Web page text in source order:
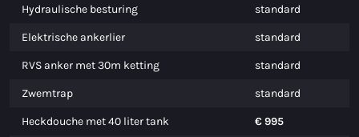
Hydraulische besturing standard
Elektrische ankerlier standard
RVS anker met 30m ketting standard
Zwemtrap standard
Heckdouche met 40 liter tank € 995